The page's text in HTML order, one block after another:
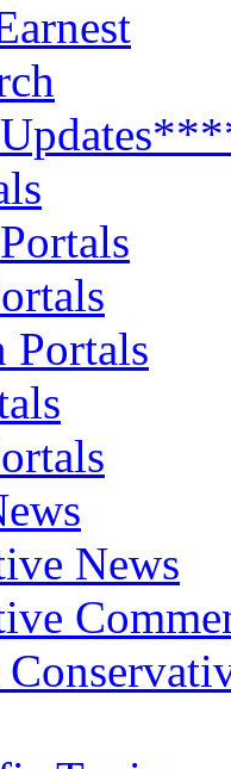
Portals
News